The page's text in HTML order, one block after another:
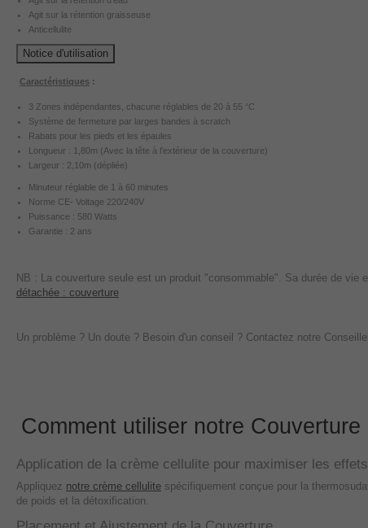
Agit sur la rétention graisseuse
Anticellulite
Notice d'utilisation
Caractéristiques :
3 Zones indépendantes , chacune réglables de 20 à 55 °C
Système de fermeture par larges bandes à scratch
Rabats pour les pieds et les épaules
Longueur : 1,80m (Avec la tête à l'extérieur de la couverture)
Largeur : 2,10m (dépliée)
Minuteur réglable de 1 à 60 minutes
Norme CE- Voltage 220/240V
Puissance : 580 Watts
Garantie : 2 ans
NB : La couverture seule est un produit "consommable". Sa durée de
détachée : couverture
Un problème ? Un doute ? Besoin d'un conseil ? Contactez notre
Comment utiliser notre
Application de la crème cellulite pour maximiser les
Appliquez notre crème cellulite spécifiquement conçue pour la
de poids et la détoxification.